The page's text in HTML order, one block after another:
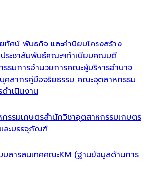
ทัศน์ พันธกิจ และค่านิยมโครงสร้าง
ระชาสัมพันธ์คณะฯทำเนียบคณบดี
รมการอำนวยการคณะผู้บริหารอำนาจ
บุคลากรคู่มือจริยธรรม คณะอุตสาหกรรม
ำเนินงาน
รรมเกษตรสำนักวิชาอุตสาหกรรมเกษตร
ละบรรจุภัณฑ์
บสารสนเทศคณะKM (ฐานข้อมูลด้านการ